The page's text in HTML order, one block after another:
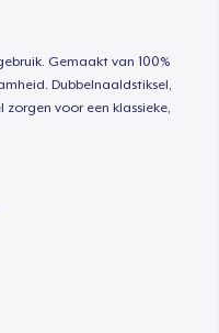
Gemaakt van 100%
Dubbelnaaldstiksel,
voor een klassieke,